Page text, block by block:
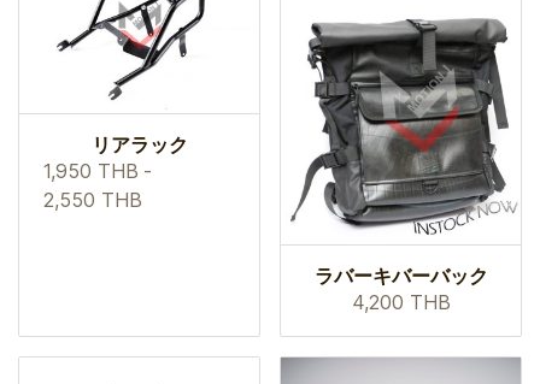
リアラック
1,950 THB -
2,550 THB
ラバーキバーバック
4,200 THB